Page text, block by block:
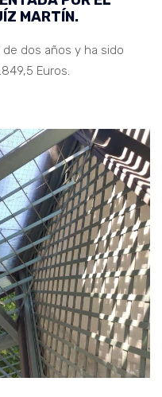
MARTÍN.
dos años y ha sido
Euros.